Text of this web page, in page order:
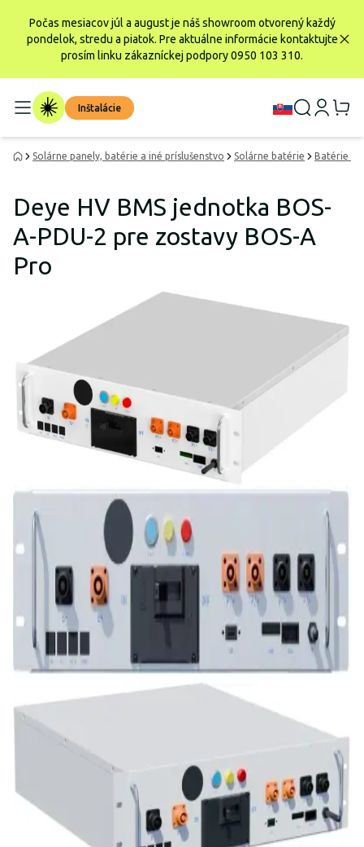
Počas mesiacov júl a august je náš showroom otvorený každý
pondelok, stredu a piatok. Pre aktuálne informácie kontaktujte
prosím linku zákazníckej podpory 0950 103 310.
Inštalácie
Solárne panely, batérie a iné príslušenstvo Solárne batérie Batérie
Deye HV BMS jednotka BOS-
A-PDU-2 pre zostavy BOS-A
Pro